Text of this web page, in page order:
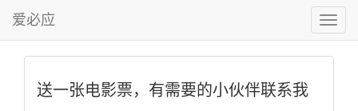
切
换
菜
爱必应
送一张电影票，有需要的小伙伴联系我